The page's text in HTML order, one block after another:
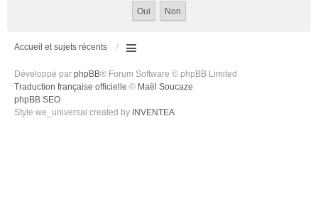
Accueil et sujets récents
Développé par phpBB® Forum Software © phpBB Limited
Traduction française officielle © Maël Soucaze
phpBB SEO
Style we_universal created by INVENTEA